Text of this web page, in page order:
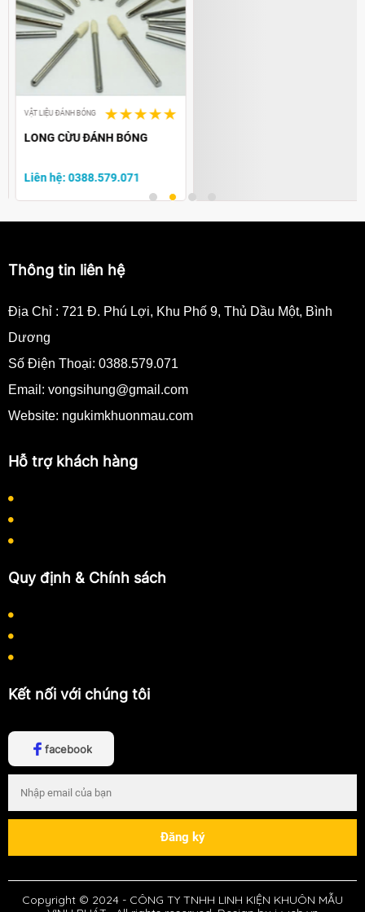
VẬT LIỆU ĐÁNH BÓNG
LONG CỪU ĐÁNH BÓNG
Liên hệ: 0388.579.071
Thông tin liên hệ
Địa Chỉ : 721 Đ. Phú Lợi, Khu Phố 9, Thủ Dầu Một, Bình
Dương
Số Điện Thoại: 0388.579.071
Email: vongsihung@gmail.com
Website: ngukimkhuonmau.com
Hỗ trợ khách hàng
Quy định & Chính sách
Kết nối với chúng tôi
facebook
Copyright © 2024 - CÔNG TY TNHH LINH KIỆN KHUÔN MẪU